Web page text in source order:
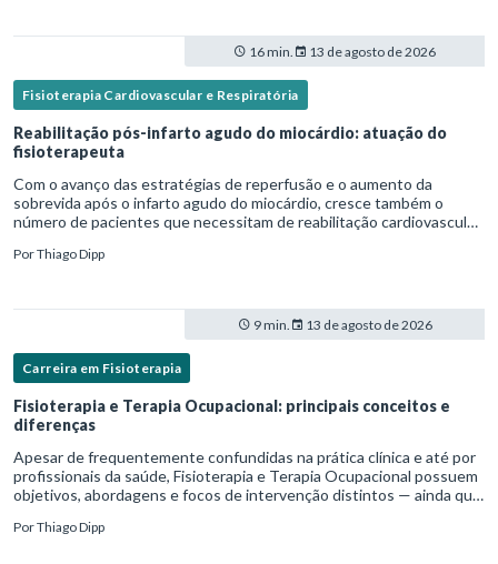
16 min. 13 de agosto de 2026
Fisioterapia Cardiovascular e Respiratória
Reabilitação pós-infarto agudo do miocárdio: atuação do
fisioterapeuta
Com o avanço das estratégias de reperfusão e o aumento da
sobrevida após o infarto agudo do miocárdio, cresce também o
número de pacientes que necessitam de reabilitação cardiovascular
PorThiago Dipp
9 min. 13 de agosto de 2026
Carreira em Fisioterapia
Fisioterapia e Terapia Ocupacional: principais conceitos e
diferenças
Apesar de frequentemente confundidas na prática clínica e até por
profissionais da saúde, Fisioterapia e Terapia Ocupacional possuem
objetivos, abordagens e focos de intervenção distintos — ainda que
PorThiago Dipp